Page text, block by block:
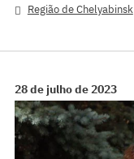
Região de Chelyabinsk
28 de julho de 2023